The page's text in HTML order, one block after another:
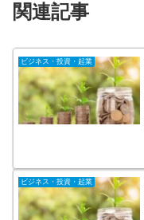
関連記事
ビジネス・投資・起業
ビジネス・投資・起業